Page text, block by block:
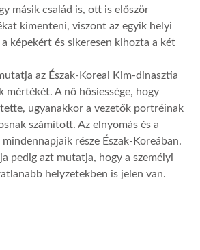
másik család is, ott is először
kimenteni, viszont az egyik helyi
képekért és sikeresen kihozta a két
az Észak-Koreai Kim-dinasztia
mértékét. A nő hősiessége, hogy
ugyanakkor a vezetők portréinak
számított. Az elnyomás és a
része Észak-Koreában.
pedig azt mutatja, hogy a személyi
helyzetekben is jelen van.